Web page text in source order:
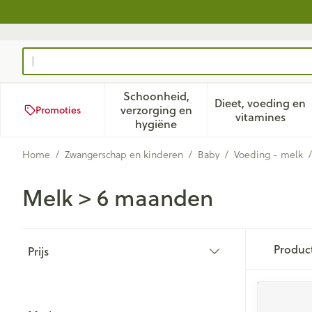
Product, merk, categorie...
Promoties
Schoonheid,
verzorging en
hygiëneToon submenu voor
Dieet, voeding en
vitamines
Toon
Home / Zwangerschap en kinderen / Baby / Voeding - melk /
Melk > 6 maanden
Prijs